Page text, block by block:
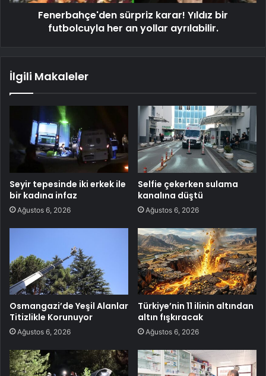
Fenerbahçe'den sürpriz karar! Yıldız bir
futbolcuyla her an yollar ayrılabilir.
İlgili Makaleler
Seyir tepesinde iki erkek ile
bir kadına infaz
Ağustos 6, 2026
Selfie çekerken sulama
kanalına düştü
Ağustos 6, 2026
Osmangazi’de Yeşil Alanlar
Titizlikle Korunuyor
Ağustos 6, 2026
Türkiye’nin 11 ilinin altından
altın fışkıracak
Ağustos 6, 2026